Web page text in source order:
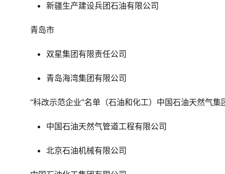
新疆生产建设兵团石油有限公司
青岛市
双星集团有限责任公司
青岛海湾集团有限公司
“科改示范企业”名单（石油和化工）中国石油天然气
中国石油天然气管道工程有限公司
北京石油机械有限公司